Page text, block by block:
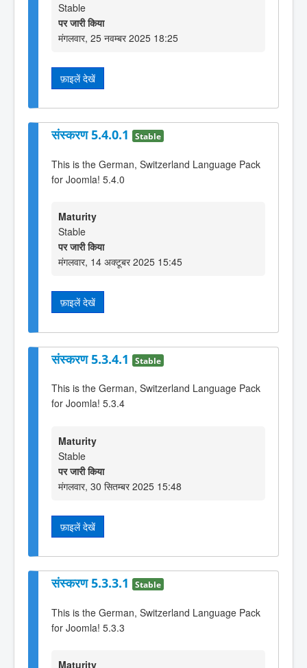
Stable
पर जारी किया
मंगलवार, 25 नवम्बर 2025 18:25
फ़ाइलें देखें
संस्करण 5.4.0.1 Stable
This is the German, Switzerland Language Pack
for Joomla! 5.4.0
Maturity
Stable
पर जारी किया
मंगलवार, 14 अक्टूबर 2025 15:45
फ़ाइलें देखें
संस्करण 5.3.4.1 Stable
This is the German, Switzerland Language Pack
for Joomla! 5.3.4
Maturity
Stable
पर जारी किया
मंगलवार, 30 सितम्बर 2025 15:48
फ़ाइलें देखें
संस्करण 5.3.3.1 Stable
This is the German, Switzerland Language Pack
for Joomla! 5.3.3
Maturity